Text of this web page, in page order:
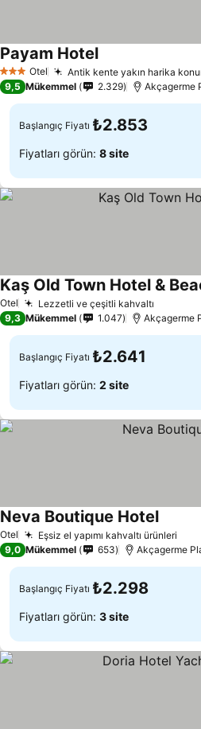
3 YıldızOtel Antik kente yakın harika
Payam Hotel
9,5 Mükemmel 2.329 Akçagerme
Başlangıç Fiyatı ₺2.853
Fiyatları görün: 8 site
Otel Lezzetli ve çeşitli kahvaltı
Kaş Old Town Hotel &
9,3 Mükemmel 1.047 Akçagerme
Başlangıç Fiyatı ₺2.641
Fiyatları görün: 2 site
Otel Eşsiz el yapımı kahvaltı ürünleri
Neva Boutique Hotel
9,0 Mükemmel 653 Akçagerme
Başlangıç Fiyatı ₺2.298
Fiyatları görün: 3 site